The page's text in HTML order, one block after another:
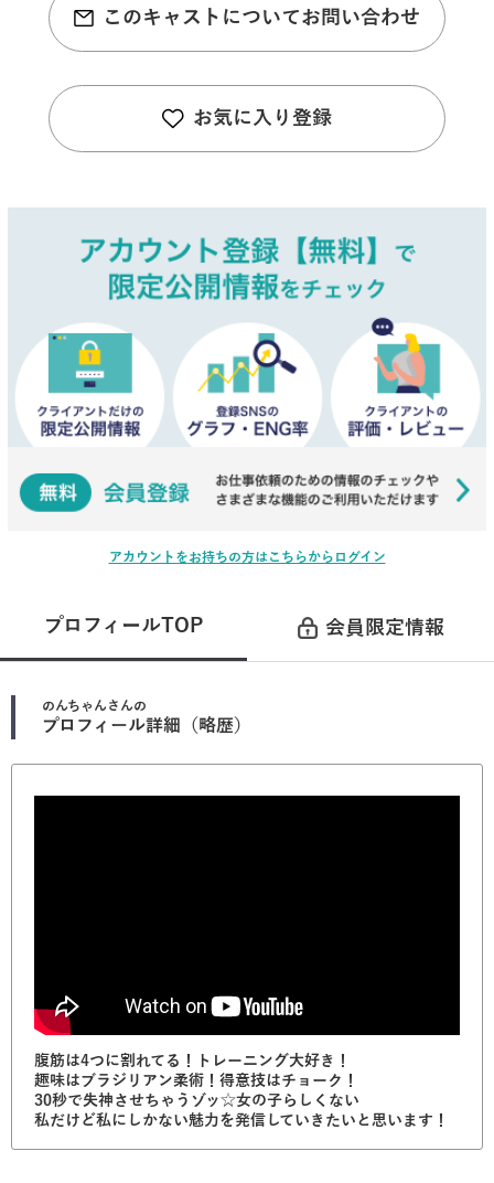
このキャストについてお問い合わせ
お気に入り登録
アカウントをお持ちの方はこちらからログイン
プロフィールTOP 会員限定情報
のんちゃん さんの
プロフィール詳細（略歴）
腹筋は4つに割れてる！トレーニング大好き！
趣味はブラジリアン柔術！得意技はチョーク！
30秒で失神させちゃうゾッ☆女の子らしくない
私だけど私にしかない魅力を発信していきたいと思います！